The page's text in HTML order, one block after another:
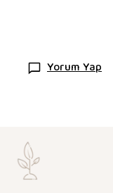
Yorum Yap